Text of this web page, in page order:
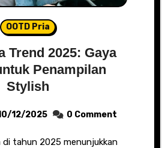
OOTD Pria
Trend 2025: Gaya
Penampilan
Stylish
12/2025 0 Comment